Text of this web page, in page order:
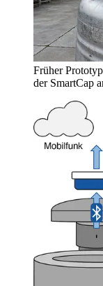
Früher
der SmartCap